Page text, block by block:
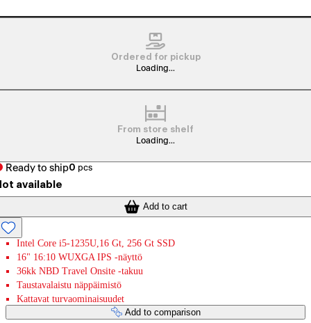
Ordered for pickup
Loading...
From store shelf
Loading...
Ready to ship0 pcs
available
Add to cart
Intel Core i5-1235U,16 Gt, 256 Gt SSD
16" 16:10 WUXGA IPS -näyttö
36kk NBD Travel Onsite -takuu
Taustavalaistu näppäimistö
Kattavat turvaominaisuudet
Add to comparison